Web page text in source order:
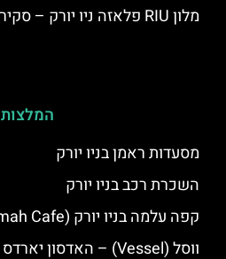
מלון RIU פלאזה ניו יורק – סקירה
המלצות
מסעדות ראמן בניו יורק
השכרת רכב בניו יורק
קפה עלמה בניו יורק (Almah Cafe)
ווסל (Vessel) – האדסון יארדס ניו יורק